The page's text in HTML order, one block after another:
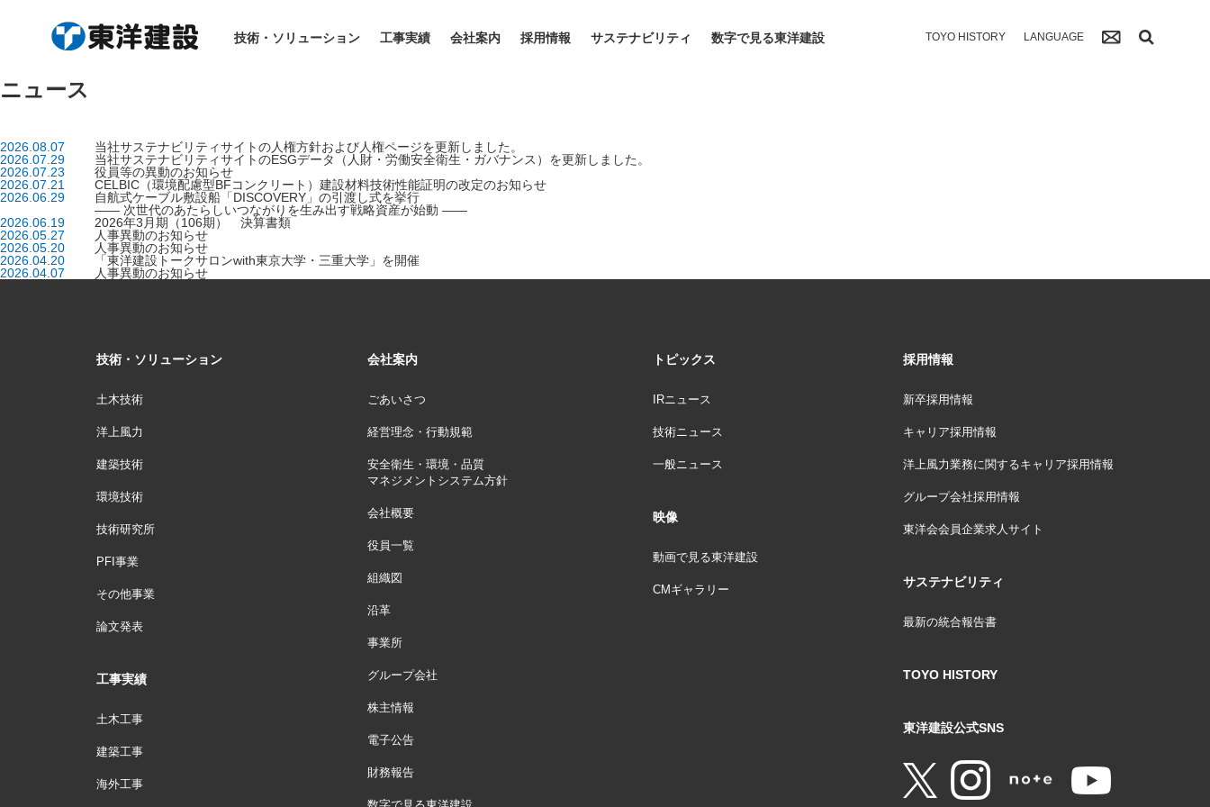
技術・ソリューション 工事実績 会社案内 採用情報 サステナビリティ 数字で見る東洋建設 TOYO HISTORY LANGUAGE
ニュース
2026.08.07
当社サステナビリティサイトの人権方針および人権ページを更新しました。
2026.07.29
当社サステナビリティサイトのESGデータ（人財・労働安全衛生・ガバナンス）を更新しました。
2026.07.23
役員等の異動のお知らせ
2026.07.21
CELBIC（環境配慮型BFコンクリート）建設材料技術性能証明の改定のお知らせ
2026.06.29
自航式ケーブル敷設船「DISCOVERY」の引渡し式を挙行
―― 次世代のあたらしいつながりを生み出す戦略資産が始動 ――
2026.06.19
2026年3月期（106期） 決算書類
2026.05.27
人事異動のお知らせ
2026.05.20
人事異動のお知らせ
2026.04.20
「東洋建設トークサロンwith東京大学・三重大学」を開催
2026.04.07
人事異動のお知らせ
技術・ソリューション
土木技術
洋上風力
建築技術
環境技術
技術研究所
PFI事業
その他事業
論文発表
工事実績
土木工事
建築工事
海外工事
会社案内
ごあいさつ
経営理念・行動規範
安全衛生・環境・品質
マネジメントシステム方針
会社概要
役員一覧
組織図
沿革
事業所
グループ会社
株主情報
電子公告
財務報告
トピックス
IRニュース
技術ニュース
一般ニュース
映像
動画で見る東洋建設
CMギャラリー
採用情報
新卒採用情報
キャリア採用情報
洋上風力業務に関するキャリア採用情報
グループ会社採用情報
東洋会会員企業求人サイト
サステナビリティ
最新の統合報告書
TOYO HISTORY
東洋建設公式SNS